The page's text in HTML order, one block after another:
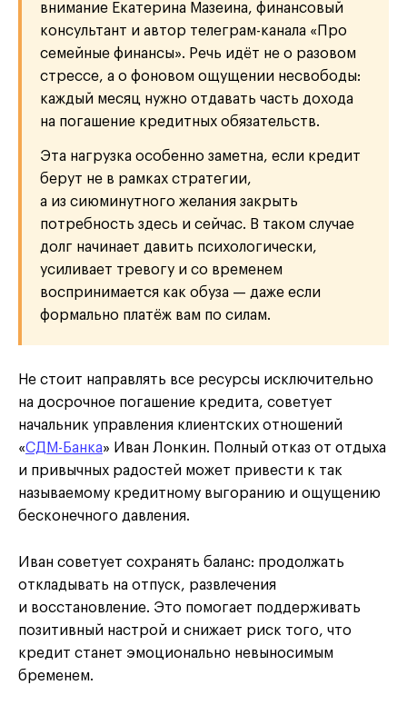
внимание Екатерина Мазеина, финансовый
консультант и автор телеграм-канала «Про
семейные финансы». Речь идёт не о разовом
стрессе, а о фоновом ощущении несвободы:
каждый месяц нужно отдавать часть дохода
на погашение кредитных обязательств.
Эта нагрузка особенно заметна, если кредит
берут не в рамках стратегии,
а из сиюминутного желания закрыть
потребность здесь и сейчас. В таком случае
долг начинает давить психологически,
усиливает тревогу и со временем
воспринимается как обуза — даже если
формально платёж вам по силам.
Не стоит направлять все ресурсы исключительно
на досрочное погашение кредита, советует
начальник управления клиентских отношений
«СДМ-Банка» Иван Лонкин. Полный отказ от отдыха
и привычных радостей может привести к так
называемому кредитному выгоранию и ощущению
бесконечного давления.
Иван советует сохранять баланс: продолжать
откладывать на отпуск, развлечения
и восстановление. Это помогает поддерживать
позитивный настрой и снижает риск того, что
кредит станет эмоционально невыносимым
бременем.